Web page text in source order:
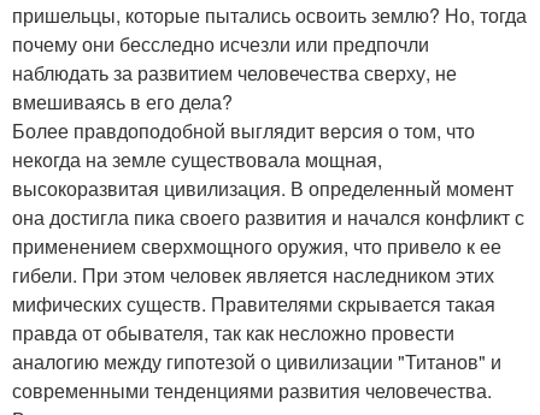
пришельцы, которые пытались освоить землю? Но, тогда
почему они бесследно исчезли или предпочли
наблюдать за развитием человечества сверху, не
вмешиваясь в его дела?
Более правдоподобной выглядит версия о том, что
некогда на земле существовала мощная,
высокоразвитая цивилизация. В определенный момент
она достигла пика своего развития и начался конфликт с
применением сверхмощного оружия, что привело к ее
гибели. При этом человек является наследником этих
мифических существ. Правителями скрывается такая
правда от обывателя, так как несложно провести
аналогию между гипотезой о цивилизации "Титанов" и
современными тенденциями развития человечества.